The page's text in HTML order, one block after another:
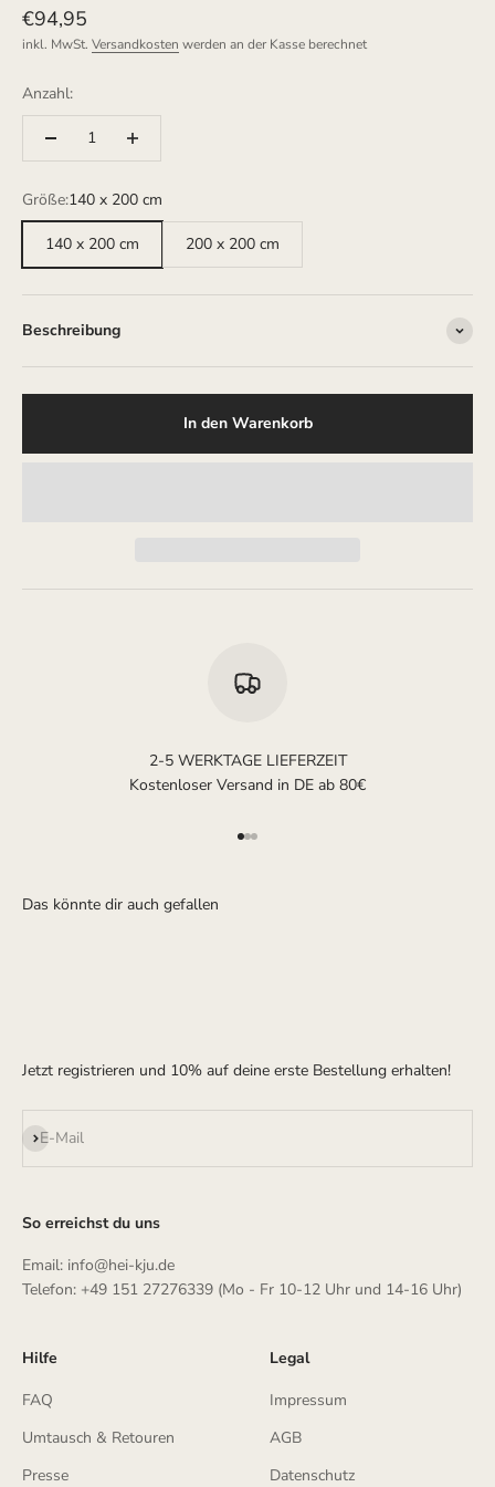
Angebot
€94,95
inkl. MwSt. Versandkosten werden an der Kasse berechnet
Anzahl:
Größe:140 x 200 cm
140 x 200 cm 200 x 200 cm
Beschreibung
In den Warenkorb
2-5 WERKTAGE LIEFERZEIT
Kostenloser Versand in DE ab 80€
Jetzt registrieren und 10% auf deine erste Bestellung erhalten!
E-Mail
Abonnieren
So erreichst du uns
Email: info@hei-kju.de
Telefon: +49 151 27276339 (Mo - Fr 10-12 Uhr und 14-16 Uhr)
Hilfe
FAQ
Umtausch & Retouren
Presse
Legal
Impressum
AGB
Datenschutz